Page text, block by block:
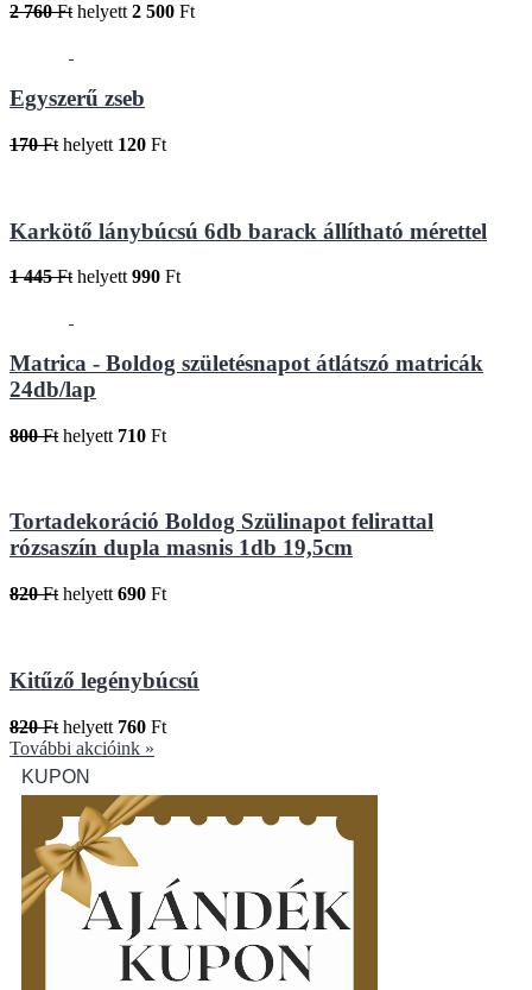
2 760 Fthelyett2 500 Ft
Egyszerű zseb
170 Ft helyett 120 Ft
Karkötő lánybúcsú 6db barack állítható mérettel
1 445 Ft helyett 990 Ft
Matrica - Boldog születésnapot átlátszó matricák
24db/lap
800 Ft helyett 710 Ft
Tortadekoráció Boldog Szülinapot felirattal
rózsaszín dupla masnis 1db 19,5cm
820 Ft helyett 690 Ft
Kitűző legénybúcsú
820 Ft helyett 760 Ft
További akcióink »
KUPON